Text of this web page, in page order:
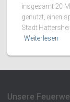
insgesamt 20
genutzt, einen
Stadt
Weiterlesen
Unsere